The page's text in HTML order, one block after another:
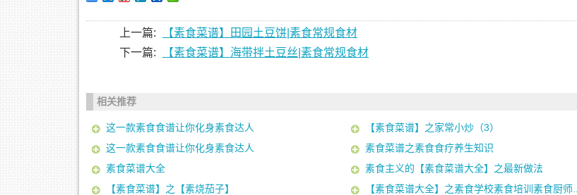
上一篇:
【素食菜谱】田园土豆饼|素食常规食材
下一篇:
【素食菜谱】海带拌土豆丝|素食常规食材
相关推荐
这一款素食食谱让你化身素食达人
【素食菜谱】之家常小炒（3）
这一款素食食谱让你化身素食达人
素食菜谱之素食食疗养生知识
素食菜谱大全
素食主义的【素食菜谱大全】之最新做法
【素食菜谱】之【素烧茄子】
【素食菜谱大全】之素食学校素食培训素食厨师...